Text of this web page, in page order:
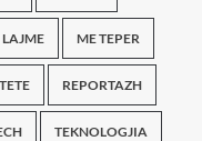
LAJME ME TEPER
REPORTAZH
TEKNOLOGJIA